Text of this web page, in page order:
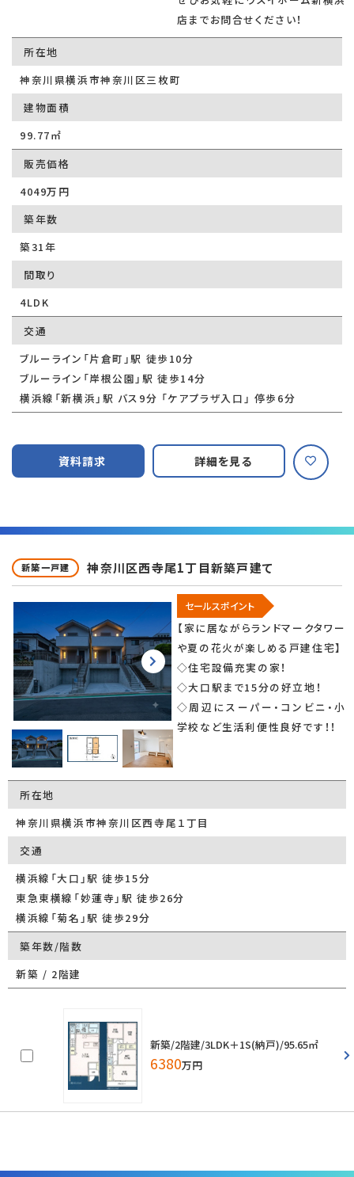
店までお問合せください！
所在地
神奈川県横浜市神奈川区三枚町
建物面積
99.77㎡
販売価格
4049万円
築年数
築31年
間取り
4LDK
交通
ブルーライン「片倉町」駅 徒歩10分
ブルーライン「岸根公園」駅 徒歩14分
横浜線「新横浜」駅 バス9分 「ケアプラザ入口」 停歩6分
資料請求 詳細を見る
新築一戸建 神奈川区西寺尾1丁目新築戸建て
セールスポイント
【家に居ながらランドマークタワー
や夏の花火が楽しめる戸建住宅】
◇住宅設備充実の家！
◇大口駅まで15分の好立地！
◇周辺にスーパー・コンビニ・小
学校など生活利便性良好です！！
所在地
神奈川県横浜市神奈川区西寺尾１丁目
交通
横浜線「大口」駅 徒歩15分
東急東横線「妙蓮寺」駅 徒歩26分
横浜線「菊名」駅 徒歩29分
築年数/階数
新築 / 2階建
新築/2階建/3LDK＋1S(納戸)/95.65㎡
6380万円